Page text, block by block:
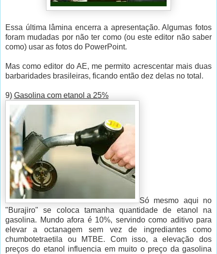
Essa última lâmina encerra a apresentação. Algumas fotos
foram mudadas por não ter como (ou este editor não saber
como) usar as fotos do PowerPoint.
Mas como editor do AE, me permito acrescentar mais duas
barbaridades brasileiras, ficando então dez delas no total.
9) Gasolina com etanol a 25%
Só mesmo aqui no
"Burajiro" se coloca tamanha quantidade de etanol na
gasolina. Mundo afora é 10%, servindo como aditivo para
elevar a octanagem sem vez de ingrediantes como
chumbotetraetila ou MTBE. Com isso, a elevação dos
preços do etanol influencia em muito o preço da gasolina